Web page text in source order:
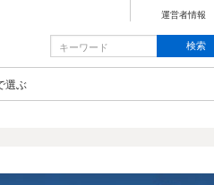
運営者情報
選ぶ